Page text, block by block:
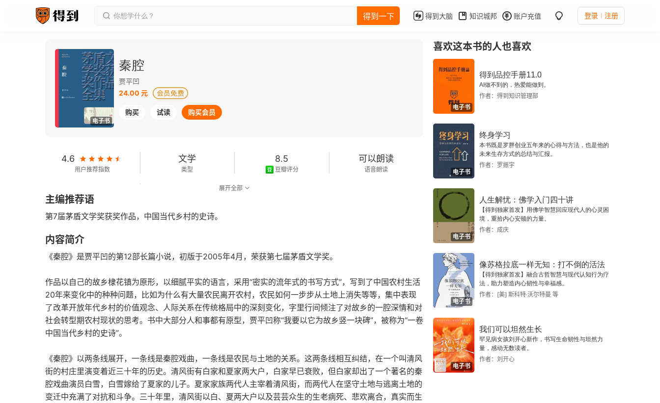
得到一下 得到大脑 知识城邦 账户充值 登录 注册
电子书
秦腔
贾平凹
24.00 元
购买 试读 购买会员
4.6
用户推荐指数
文学
类型
8.5
豆瓣评分
可以朗读
语音朗读
字数
展开全部
主编推荐语
第7届茅盾文学奖获奖作品，中国当代乡村的史诗。
内容简介
《秦腔》是贾平凹的第12部长篇小说，初版于2005年4月，荣获第七届茅盾文学奖。
作品以自己的故乡棣花镇为原形，以细腻平实的语言，采用“密实的流年式的书写方式”，写到了中国农村生活
20年来变化中的种种问题，比如为什么有大量农民离开农村，农民如何一步步从土地上消失等等，集中表现
了改革开放年代乡村的价值观念、人际关系在传统格局中的深刻变化，字里行间倾注了对故乡的一腔深情和对
社会转型期农村现状的思考。书中大部分人和事都有原型，贾平凹称“我要以它为故乡竖一块碑”，被称为“一卷
中国当代乡村的史诗”。
《秦腔》以两条线展开，一条线是秦腔戏曲，一条线是农民与土地的关系。这两条线相互纠结，在一个叫清风
街的村庄里演变着近三十年的历史。清风街有白家和夏家两大户，白家早已衰败，但白家却出了一个著名的秦
腔戏曲演员白雪，白雪嫁给了夏家的儿子。夏家家族两代人主宰着清风街，而两代人在坚守土地与逃离土地的
变迁中充满了对抗和斗争。三十年里，清风街以白、夏两大户以及芸芸众生的生老病死、悲欢离合，真实而生
喜欢这本书的人也喜欢
电子书
得到品控手册11.0
AI做不到的，热爱能做到。
作者：得到知识管理部
电子书
终身学习
本书既是罗胖创业五年来的心得与方法，也是他的
未来生存方式的总结与汇报。
作者：罗振宇
电子书
人生解忧：佛学入门四十讲
【得到独家首发】用佛学智慧回应现代人的心灵困
境，重拾内心安顿的力量。
作者：成庆
电子书
像苏格拉底一样无知：打不倒的活法
【得到独家首发】融合古哲智慧与现代认知行为疗
法，助力塑造内心韧性与幸福感。
作者：[美] 斯科特·沃尔特曼 等
电子书
我们可以坦然生长
罕见病女孩刘开心新作，书写生命韧性与坦然力
量，感动无数读者。
作者：刘开心